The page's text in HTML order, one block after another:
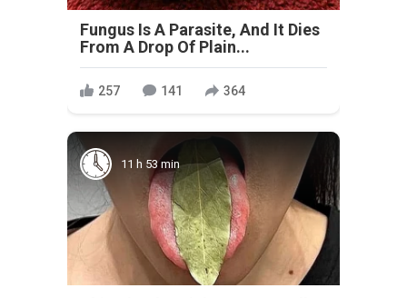
Fungus Is A Parasite, And It Dies
From A Drop Of Plain...
257 141 364
11 h 53 min